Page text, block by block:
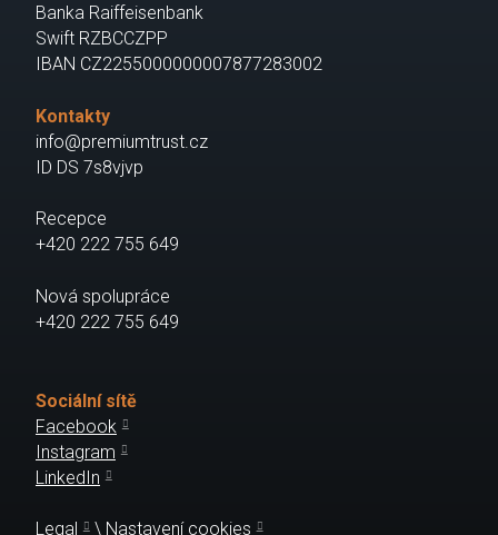
Banka Raiffeisenbank
Swift RZBCCZPP
IBAN CZ2255000000007877283002
Kontakty
info@premiumtrust.cz
ID DS 7s8vjvp
Recepce
+420 222 755 649
Nová spolupráce
+420 222 755 649
Sociální sítě
Facebook
Instagram
LinkedIn
Legal \ Nastavení cookies